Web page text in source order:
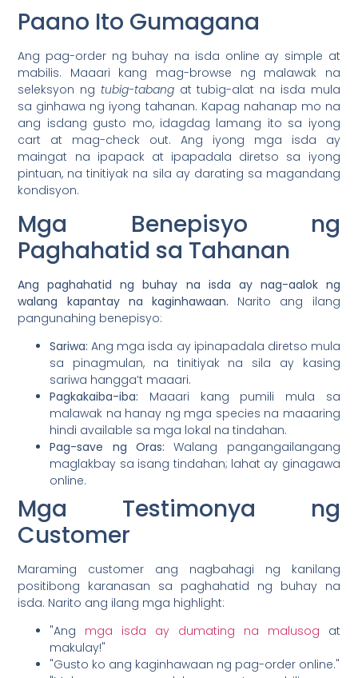
Paano Ito Gumagana
Ang pag-order ng buhay na isda online ay simple at
mabilis. Maaari kang mag-browse ng malawak na
seleksyon ng tubig-tabangat tubig-alat na isda mula
sa ginhawa ng iyong tahanan. Kapag nahanap mo na
ang isdang gusto mo, idagdag lamang ito sa iyong
cart at mag-check out. Ang iyong mga isda ay
maingat na ipapack at ipapadala diretso sa iyong
pintuan, na tinitiyak na sila ay darating sa magandang
kondisyon.
Mga Benepisyo ng
Paghahatid sa Tahanan
Ang paghahatid ng buhay na isda ay nag-aalok ng
walang kapantay na kaginhawaan. Narito ang ilang
pangunahing benepisyo:
Sariwa: Ang mga isda ay ipinapadala diretso mula
sa pinagmulan, na tinitiyak na sila ay kasing
sariwa hangga’t maaari.
Pagkakaiba-iba: Maaari kang pumili mula sa
malawak na hanay ng mga species na maaaring
hindi available sa mga lokal na tindahan.
Pag-save ng Oras: Walang pangangailangang
maglakbay sa isang tindahan; lahat ay ginagawa
online.
Mga Testimonya ng
Customer
Maraming customer ang nagbahagi ng kanilang
positibong karanasan sa paghahatid ng buhay na
isda. Narito ang ilang mga highlight:
"Ang mga isda ay dumating na malusog at
makulay!"
"Gusto ko ang kaginhawaan ng pag-order online."